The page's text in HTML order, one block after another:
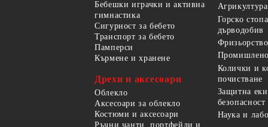
Бебешки играчки и активна
гимнастика
Сигурност за бебето
Транспорт за бебето
Памперси
Кърмене и хранене
Дрехи и аксесоари
Облекло
Аксесоари за облекло
Костюми и аксесоари
Ръчни чанти, портфейли и
Агрикултура
Горско
дърводобив
Колички и
почистване
Защитна
Наука и